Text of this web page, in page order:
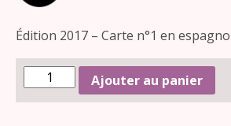
Édition 2017 – Carte n°1 en
Ajouter au panier